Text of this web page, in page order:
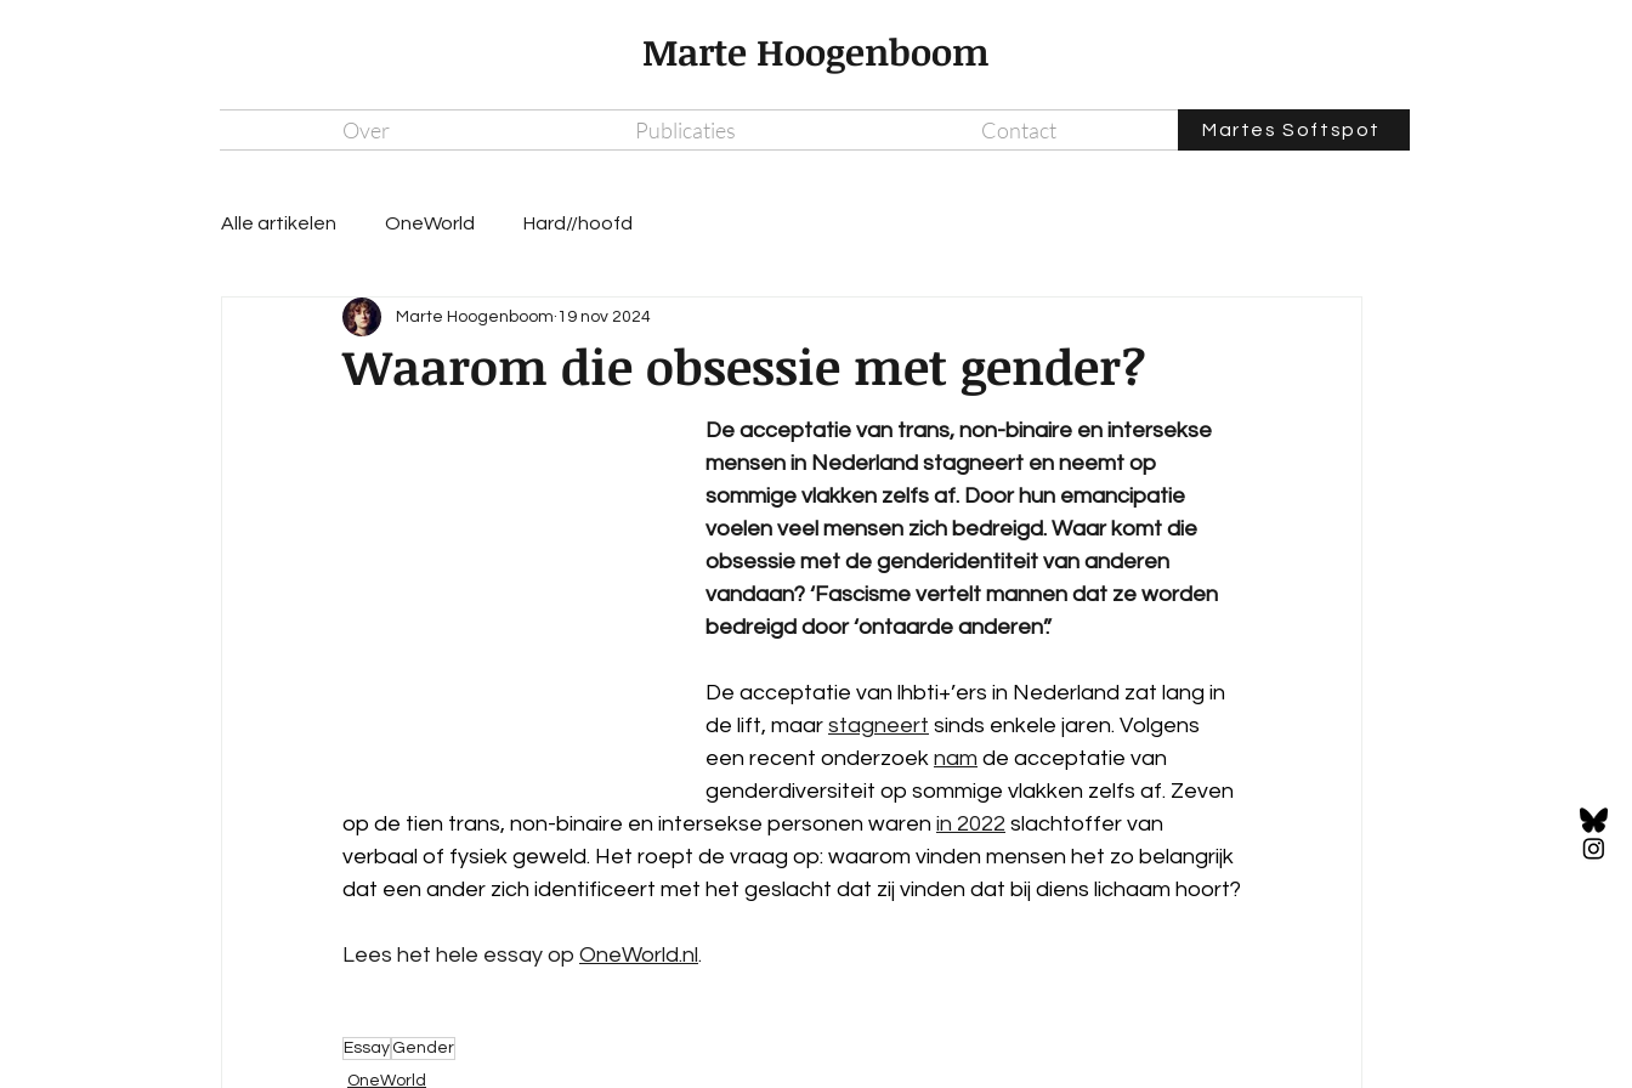
Marte Hoogenboom
Over Publicaties Contact Martes Softspot
Alle artikelen OneWorld Hard//hoofd
Waarom die obsessie met gender?
Marte Hoogenboom 19 nov 2024
De acceptatie van trans, non-binaire en intersekse
mensen in Nederland stagneert en neemt op
sommige vlakken zelfs af. Door hun emancipatie
voelen veel mensen zich bedreigd. Waar komt die
obsessie met de genderidentiteit van anderen
vandaan? ‘Fascisme vertelt mannen dat ze worden
bedreigd door ‘ontaarde anderen’.’
De acceptatie van lhbti+’ers in Nederland zat lang in
de lift, maar stagneert sinds enkele jaren. Volgens
een recent onderzoek nam de acceptatie van
genderdiversiteit op sommige vlakken zelfs af. Zeven
op de tien trans, non-binaire en intersekse personen waren in 2022 slachtoffer van
verbaal of fysiek geweld. Het roept de vraag op: waarom vinden mensen het zo belangrijk
dat een ander zich identificeert met het geslacht dat zij vinden dat bij diens lichaam hoort?
Lees het hele essay op OneWorld.nl.
Essay Gender
OneWorld